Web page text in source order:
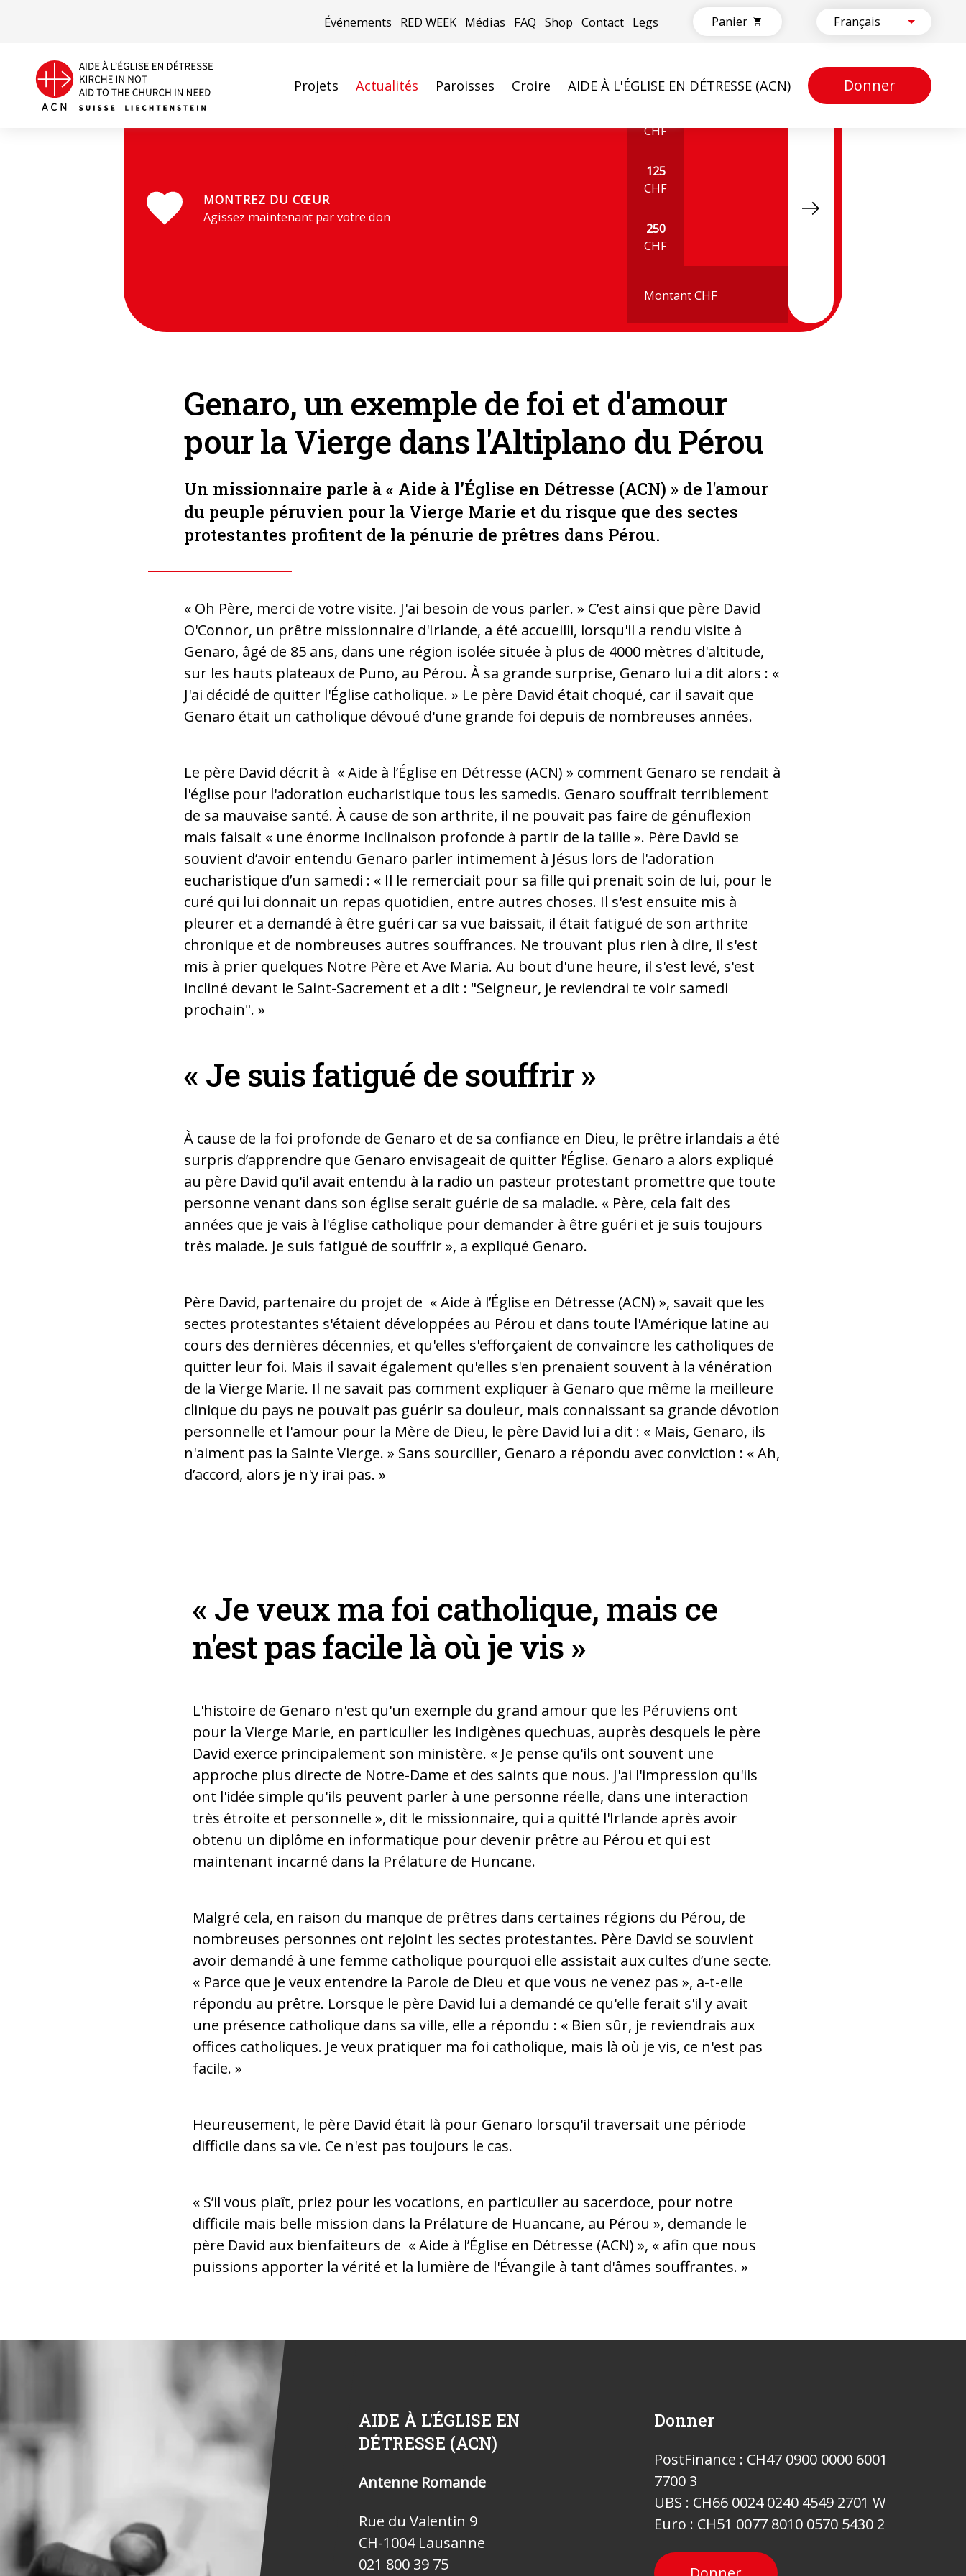
Événements RED WEEK Médias FAQ Shop Contact Legs Panier
Projets Actualités Paroisses Croire AIDE À L'ÉGLISE EN DÉTRESSE (ACN) Donner
Statue de la Vierge avec l'Enfant Jésus dans le diocèse de Callao au Pérou (Photo : « Aide à l’Église en Détresse (ACN) »)
MONTREZ DU CŒUR
Agissez maintenant par votre don
CHF
125
CHF
250
CHF
Genaro, un exemple de foi et d'amour
pour la Vierge dans l'Altiplano du Pérou
Un missionnaire parle à « Aide à l’Église en Détresse (ACN) » de l'amour
du peuple péruvien pour la Vierge Marie et du risque que des sectes
protestantes profitent de la pénurie de prêtres dans Pérou.
« Oh Père, merci de votre visite. J'ai besoin de vous parler. » C’est ainsi que père David
O'Connor, un prêtre missionnaire d'Irlande, a été accueilli, lorsqu'il a rendu visite à
Genaro, âgé de 85 ans, dans une région isolée située à plus de 4000 mètres d'altitude,
sur les hauts plateaux de Puno, au Pérou. À sa grande surprise, Genaro lui a dit alors : «
J'ai décidé de quitter l'Église catholique. » Le père David était choqué, car il savait que
Genaro était un catholique dévoué d'une grande foi depuis de nombreuses années.
Le père David décrit à « Aide à l’Église en Détresse (ACN) » comment Genaro se rendait à
l'église pour l'adoration eucharistique tous les samedis. Genaro souffrait terriblement
de sa mauvaise santé. À cause de son arthrite, il ne pouvait pas faire de génuflexion
mais faisait « une énorme inclinaison profonde à partir de la taille ». Père David se
souvient d’avoir entendu Genaro parler intimement à Jésus lors de l'adoration
eucharistique d’un samedi : « Il le remerciait pour sa fille qui prenait soin de lui, pour le
curé qui lui donnait un repas quotidien, entre autres choses. Il s'est ensuite mis à
pleurer et a demandé à être guéri car sa vue baissait, il était fatigué de son arthrite
chronique et de nombreuses autres souffrances. Ne trouvant plus rien à dire, il s'est
mis à prier quelques Notre Père et Ave Maria. Au bout d'une heure, il s'est levé, s'est
incliné devant le Saint-Sacrement et a dit : "Seigneur, je reviendrai te voir samedi
prochain". »
« Je suis fatigué de souffrir »
À cause de la foi profonde de Genaro et de sa confiance en Dieu, le prêtre irlandais a été
surpris d’apprendre que Genaro envisageait de quitter l’Église. Genaro a alors expliqué
au père David qu'il avait entendu à la radio un pasteur protestant promettre que toute
personne venant dans son église serait guérie de sa maladie. « Père, cela fait des
années que je vais à l'église catholique pour demander à être guéri et je suis toujours
très malade. Je suis fatigué de souffrir », a expliqué Genaro.
Père David, partenaire du projet de « Aide à l’Église en Détresse (ACN) », savait que les
sectes protestantes s'étaient développées au Pérou et dans toute l'Amérique latine au
cours des dernières décennies, et qu'elles s'efforçaient de convaincre les catholiques de
quitter leur foi. Mais il savait également qu'elles s'en prenaient souvent à la vénération
de la Vierge Marie. Il ne savait pas comment expliquer à Genaro que même la meilleure
clinique du pays ne pouvait pas guérir sa douleur, mais connaissant sa grande dévotion
personnelle et l'amour pour la Mère de Dieu, le père David lui a dit : « Mais, Genaro, ils
n'aiment pas la Sainte Vierge. » Sans sourciller, Genaro a répondu avec conviction : « Ah,
d’accord, alors je n'y irai pas. »
« Je veux ma foi catholique, mais ce
n'est pas facile là où je vis »
L'histoire de Genaro n'est qu'un exemple du grand amour que les Péruviens ont
pour la Vierge Marie, en particulier les indigènes quechuas, auprès desquels le père
David exerce principalement son ministère. « Je pense qu'ils ont souvent une
approche plus directe de Notre-Dame et des saints que nous. J'ai l'impression qu'ils
ont l'idée simple qu'ils peuvent parler à une personne réelle, dans une interaction
très étroite et personnelle », dit le missionnaire, qui a quitté l'Irlande après avoir
obtenu un diplôme en informatique pour devenir prêtre au Pérou et qui est
maintenant incarné dans la Prélature de Huncane.
Malgré cela, en raison du manque de prêtres dans certaines régions du Pérou, de
nombreuses personnes ont rejoint les sectes protestantes. Père David se souvient
avoir demandé à une femme catholique pourquoi elle assistait aux cultes d’une secte.
« Parce que je veux entendre la Parole de Dieu et que vous ne venez pas », a-t-elle
répondu au prêtre. Lorsque le père David lui a demandé ce qu'elle ferait s'il y avait
une présence catholique dans sa ville, elle a répondu : « Bien sûr, je reviendrais aux
offices catholiques. Je veux pratiquer ma foi catholique, mais là où je vis, ce n'est pas
facile. »
Heureusement, le père David était là pour Genaro lorsqu'il traversait une période
difficile dans sa vie. Ce n'est pas toujours le cas.
« S’il vous plaît, priez pour les vocations, en particulier au sacerdoce, pour notre
difficile mais belle mission dans la Prélature de Huancane, au Pérou », demande le
père David aux bienfaiteurs de « Aide à l’Église en Détresse (ACN) », « afin que nous
puissions apporter la vérité et la lumière de l'Évangile à tant d'âmes souffrantes. »
AIDE À L'ÉGLISE EN
DÉTRESSE (ACN)
Antenne Romande
Rue du Valentin 9
CH-1004 Lausanne
021 800 39 75
Donner
PostFinance : CH47 0900 0000 6001
7700 3
UBS : CH66 0024 0240 4549 2701 W
Euro : CH51 0077 8010 0570 5430 2